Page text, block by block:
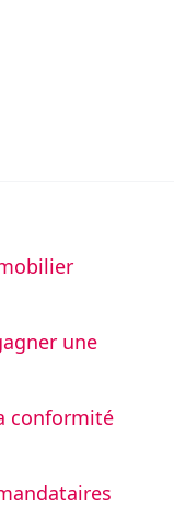
une
conformité